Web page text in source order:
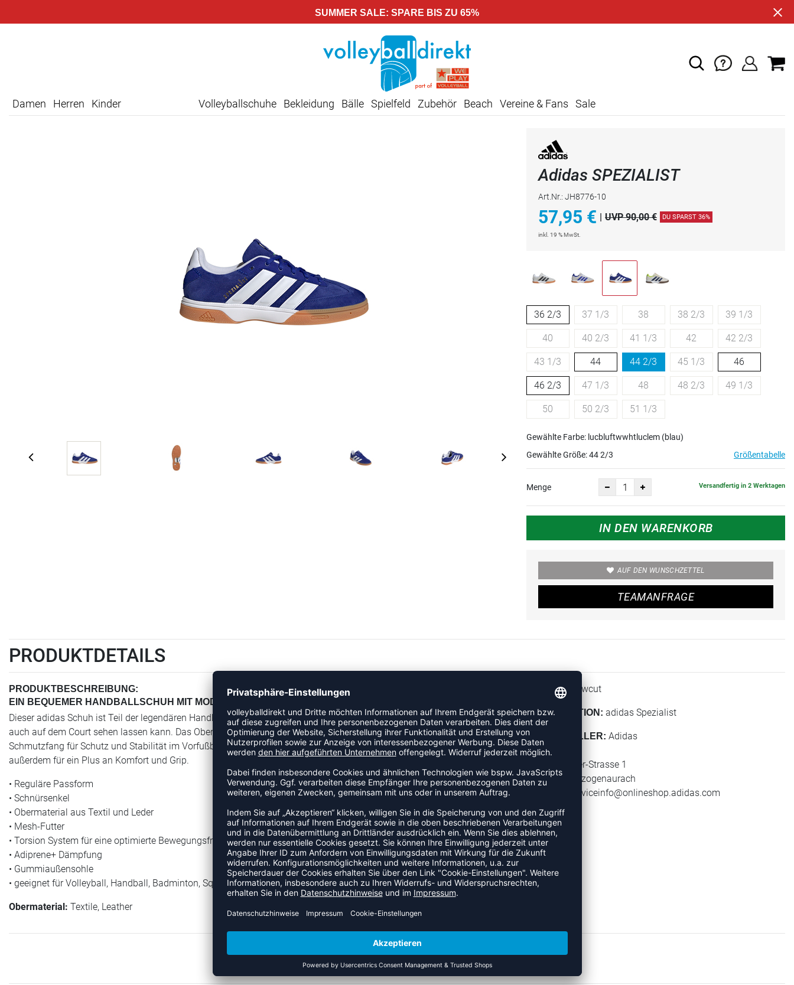
SUMMER SALE: SPARE BIS ZU 65%
Damen Herren Kinder Volleyballschuhe Bekleidung Bälle Spielfeld Zubehör Beach Vereine & Fans Sale
Adidas SPEZIALIST
Art.Nr.: JH8776-10
57,95 € | UVP 90,00 € DU SPARST 36%
inkl. 19 % MwSt.
36 2/3 37 1/3 38 38 2/3 39 1/3
40 40 2/3 41 1/3 42 42 2/3
43 1/3 44 44 2/3 45 1/3 46
46 2/3 47 1/3 48 48 2/3 49 1/3
50 50 2/3 51 1/3
Gewählte Farbe: lucbluftwwhtluclem (blau)
Gewählte Größe:44 2/3 Größentabelle
Menge Versandfertig in 2 Werktagen
IN DEN WARENKORB
AUF DEN WUNSCHZETTEL
TEAMANFRAGE
PRODUKTDETAILS
PRODUKTBESCHREIBUNG:
EIN BEQUEMER HANDBALLSCHUH MIT MODERNEM STYLE.
Dieser adidas Schuh ist Teil der legendären Handball Spezial Kollektion und kommt mit einem modernen Look, der sich
auch auf dem Court sehen lassen kann. Das Obermaterial kombiniert Glattleder mit Wildleder und einem T-förmigen
Schmutzfang für Schutz und Stabilität im Vorfußbereich. Die Adiprene+ Dämpfung und die Gummiaußensohle sorgen
außerdem für ein Plus an Komfort und Grip.
• Reguläre Passform
• Schnürsenkel
• Obermaterial aus Textil und Leder
• Mesh-Futter
• Torsion System für eine optimierte Bewegungsfreiheit von Rück- zu Vorfuß
• Adiprene+ Dämpfung
• Gummiaußensohle
• geeignet für Volleyball, Handball, Badminton, Squash, Korbball, Tischtennis, u.ä.
Obermaterial: Textile, Leather
HÖHE: Lowcut
KOLLEKTION: adidas Spezialist
HERSTELLER: Adidas
adidas AG
Adi-Dassler-Strasse 1
91074 Herzogenaurach
serviceinfo@onlineshop.adidas.com
ZULETZT ANGESEHEN